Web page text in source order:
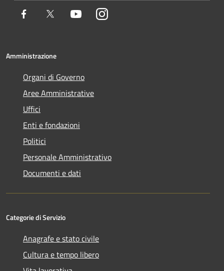
Facebook Twitter YoutubeInstagram
Amministrazione
Organi di Governo
Aree Amministrative
Uffici
Enti e fondazioni
Politici
Personale Amministrativo
Documenti e dati
Categorie di Servizio
Anagrafe e stato civile
Cultura e tempo libero